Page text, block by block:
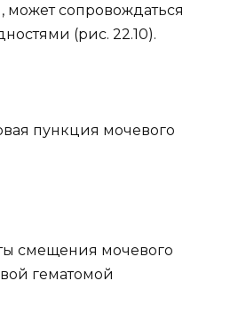
может сопровождаться
(рис. 22.10).
пункция мочевого
смещения мочевого
гематомой